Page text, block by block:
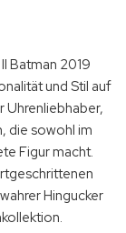
Batman 2019
und Stil auf
Uhrenliebhaber,
die sowohl im
Figur macht.
Hingucker